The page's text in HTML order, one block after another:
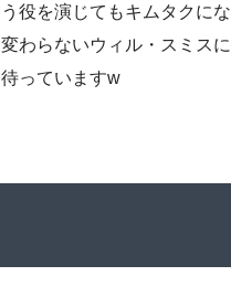
役を演じてもキムタクにな
わらないウィル・スミスに
っていますw